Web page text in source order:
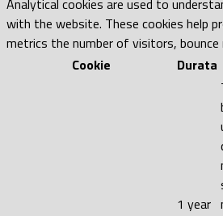
Analytical cookies are used to
with the website. These cookies help
metrics the number of visitors,
Cookie
Durata
1 year